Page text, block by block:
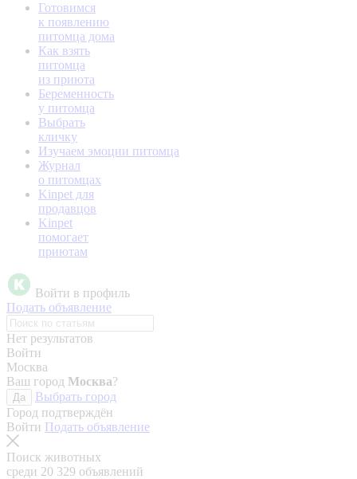
Готовимся
к появлению
питомца дома
Как взять
питомца
из приюта
Беременность
у питомца
Выбрать
кличку
Изучаем эмоции питомца
Журнал
о питомцах
Kinpet для
продавцов
Kinpet
помогает
приютам
Войти в профиль
Подать объявление
Нет результатов
Войти
Москва
Ваш город Москва?
Да
Выбрать город
Город подтверждён
Войти Подать объявление
Поиск животных
среди 20 329 объявлений